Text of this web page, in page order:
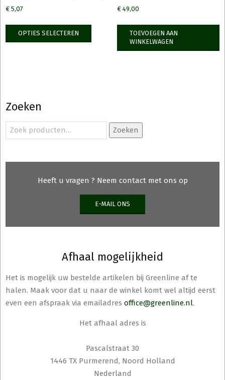
€ 5,07
OPTIES SELECTEREN
Dit
gekozen
worden
de
€49,00
TOEVOEGEN AAN
WINKELWAGEN
Zoeken
Zoeken
naar:
Zoeken
Heeft u vragen ? Neem contact met ons op
E-MAIL ONS
Afhaal mogelijkheid
Het is mogelijk uw bestelde artikelen bij Greenline af te
halen. Maak voor dat u naar de winkel komt wel altijd eerst
even een afspraak via emailadres office@greenline.nl.
Het afhaal adres is
Pascalstraat 30
1446 TX Purmerend, Noord Holland
Nederland